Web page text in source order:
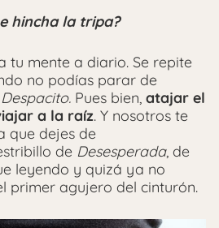
hincha la tripa?
tu mente a diario. Se repite
no podías parar de
Despacito. Pues bien, atajar el
a la raíz. Y nosotros te
que dejes de
de Desesperada, de
leyendo y quizá ya no
primer agujero del cinturón.